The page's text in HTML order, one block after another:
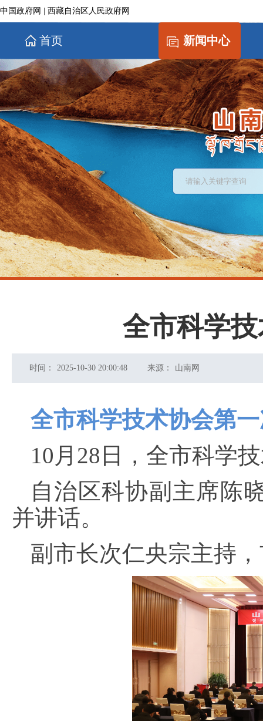
中国政府网 西藏自治区人民政府网
首页 新闻中心
全市科学
时间： 2025-10-30 20:00:48 来源： 山南网
全市科学技术协会第
10月28日，全市科学
自治区科协副主席陈
并讲话。
副市长次仁央宗主持